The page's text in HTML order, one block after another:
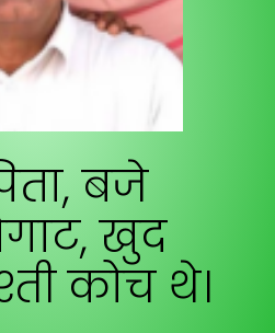
बजे
, खुद
कोच थे।